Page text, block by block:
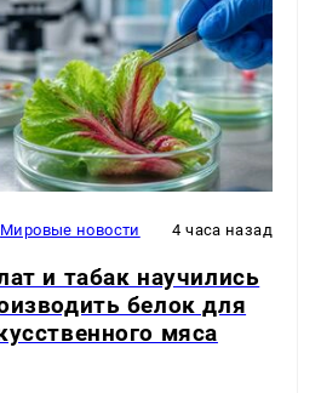
Мировые новости 4 часа назад
и табак научились
белок для
мяса